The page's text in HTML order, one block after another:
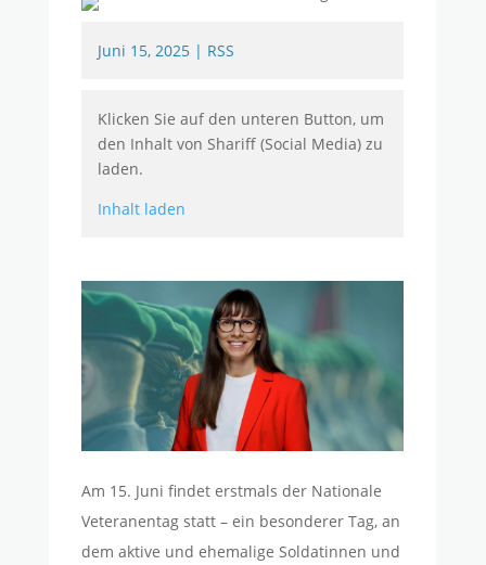
Juni 15, 2025| RSS
Klicken Sie auf den unteren Button, um
den Inhalt von Shariff (Social Media) zu
laden.
Inhalt laden
Am 15. Juni findet erstmals der Nationale
Veteranentag statt – ein besonderer Tag, an
dem aktive und ehemalige Soldatinnen und